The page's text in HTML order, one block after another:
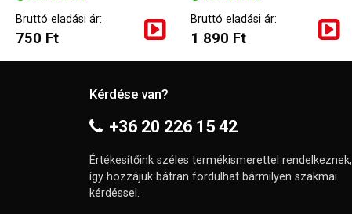
Bruttó eladási ár:
750 Ft
Bruttó eladási ár:
1 890 Ft
Kérdése van?
+36 20 226 15 42
Értékesítőink széles termékismerettel rendelkeznek,
így hozzájuk bátran fordulhat bármilyen szakmai
kérdéssel.